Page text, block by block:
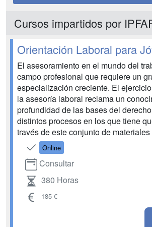
Cursos impartidos por
Orientación Laboral para
El asesoramiento en el mundo del
campo profesional que requiere un
especialización creciente. El
la asesoría laboral reclama un
profundidad de las bases del
distintos procesos en los que tiene
través de este conjunto de
Online
Consultar
380 Horas
185 €